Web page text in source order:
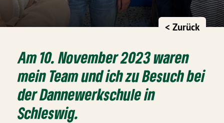
< Zurück
Am 10. November 2023 waren
mein Team und ich zu Besuch bei
der Dannewerkschule in
Schleswig.